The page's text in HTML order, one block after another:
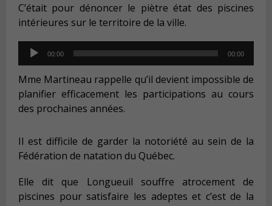
C’était pour dénoncer le piètre état des piscines
intérieures sur le territoire de la ville.
Audio
Player
00:00 00:00
Mme Martineau rappelle qu’il devient impossible de
planifier efficacement les participations au cours
des prochaines années.
Il est difficile de garder la notoriété au sein de la
Fédération de natation du Québec.
Elle dit que Longueuil souffre atrocement de
piscines pour satisfaire les adeptes et c’est de la